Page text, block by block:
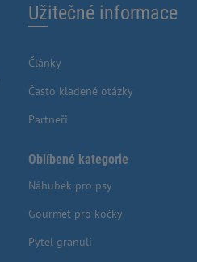
Užitečné informace
Články
Často kladené otázky
Partneři
Oblíbené kategorie
Náhubek pro psy
Gourmet pro kočky
Pytel granulí